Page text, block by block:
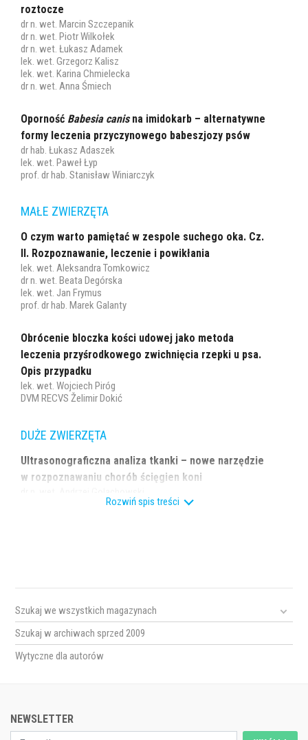
roztocze
dr n. wet. Marcin Szczepanik
dr n. wet. Piotr Wilkołek
dr n. wet. Łukasz Adamek
lek. wet. Grzegorz Kalisz
lek. wet. Karina Chmielecka
dr n. wet. Anna Śmiech
Oporność Babesia canisna imidokarb – alternatywne
formy leczenia przyczynowego babeszjozy psów
dr hab. Łukasz Adaszek
lek. wet. Paweł Łyp
prof. dr hab. Stanisław Winiarczyk
MAŁE ZWIERZĘTA
O czym warto pamiętać w zespole suchego oka. Cz.
II. Rozpoznawanie, leczenie i powikłania
lek. wet. Aleksandra Tomkowicz
dr n. wet. Beata Degórska
lek. wet. Jan Frymus
prof. dr hab. Marek Galanty
Obrócenie bloczka kości udowej jako metoda
leczenia przyśrodkowego zwichnięcia rzepki u psa.
Opis przypadku
lek. wet. Wojciech Piróg
DVM RECVS Želimir Dokić
DUŻE ZWIERZĘTA
Ultrasonograficzna analiza tkanki – nowe narzędzie
w rozpoznawaniu chorób ścięgien koni
lek. wet. Barbara Golachowska
Rozwiń spis treści
Szukaj we wszystkich magazynach
Szukaj w archiwach sprzed 2009
Wytyczne dla autorów
NEWSLETTER